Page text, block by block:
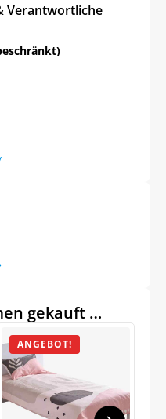
Verantwortliche
gekauft …
ANGEBOT!
sichern!